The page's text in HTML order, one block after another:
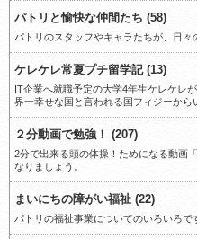
パトリと愉快な仲間たち (58)
パトリのスタッフやキャラたちが、日々
ケレケレ常夏プチ留学記 (13)
IT企業へ就職予定の大学4年生ケレケレ
界一幸せな国と言われる国フィジーから
２分動画で勉強！ (207)
2分で出来る頭の体操！ためになる動画
なりましょう。
まいにちの障がい福祉 (22)
パトリの福祉事業についてのいろいろで